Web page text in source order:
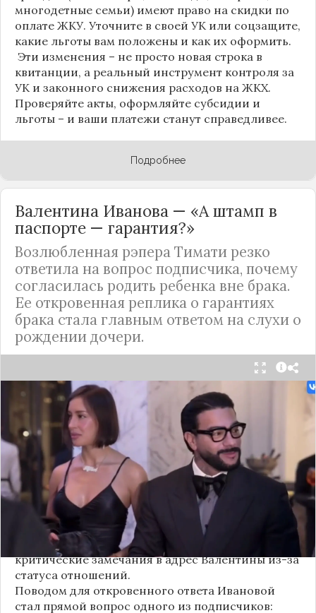
многодетные семьи) имеют право на скидки по
оплате ЖКУ. Уточните в своей УК или соцзащите,
какие льготы вам положены и как их оформить.
Эти изменения – не просто новая строка в
квитанции, а реальный инструмент контроля за
УК и законного снижения расходов на ЖКХ.
Проверяйте акты, оформляйте субсидии и
льготы – и ваши платежи станут справедливее.
Подробнее
Валентина Иванова — «А штамп в
паспорте — гарантия?»
Возлюбленная рэпера Тимати резко
ответила на вопрос подписчика, почему
согласилась родить ребенка вне брака.
Ее откровенная реплика о гарантиях
брака стала главным ответом на слухи о
рождении дочери.
Валентина Иванова, избранница рэпера Тимати,
публично ответила на бестактный вопрос о
своем решении родить ребенка вне
официального брака. Ее резкая реакция стала
первым косвенным подтверждением слухов о
рождении дочери, ранее распространяемых
изданием «СтарХит».
Хотя сама звездная пара официально не
объявляла о пополнении, поклонники уже
засыпали их поздравлениями. Однако
некоторые комментаторы позволили себе
критические замечания в адрес Валентины из-за
статуса отношений.
Поводом для откровенного ответа Ивановой
стал прямой вопрос одного из подписчиков: